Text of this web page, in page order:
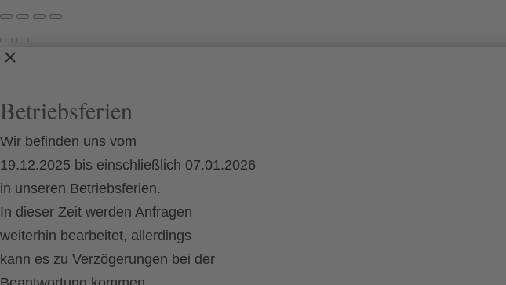
Betriebsferien
Wir befinden uns vom
19.12.2025 bis einschließlich 07.01.2026
in unseren Betriebsferien.
In dieser Zeit werden Anfragen
weiterhin bearbeitet, allerdings
kann es zu Verzögerungen bei der